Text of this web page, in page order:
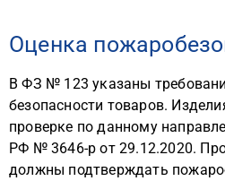
Оценка
В ФЗ № 123 указаны
безопасности товаров.
проверке по данному
РФ № 3646-р от 29.12.2020.
должны подтверждать